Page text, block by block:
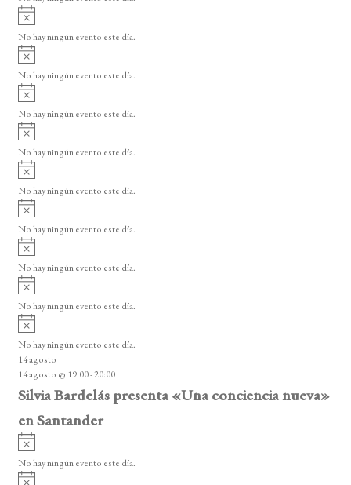
e
E
v
e
n
t
o
s
i
o
A
v
i
o
No hay ningún evento este día.
A
v
i
o
No hay ningún evento este día.
A
v
i
o
No hay ningún evento este día.
A
v
i
o
No hay ningún evento este día.
A
v
i
o
No hay ningún evento este día.
A
v
i
o
No hay ningún evento este día.
A
v
i
o
No hay ningún evento este día.
A
v
i
o
No hay ningún evento este día.
A
v
i
s
o
No hay ningún evento este día.
14 agosto
14 agosto @ 19:00-20:00
Silvia Bardelás presenta «Una conciencia nueva»
en Santander
A
v
i
No hay ningún evento este día.
A